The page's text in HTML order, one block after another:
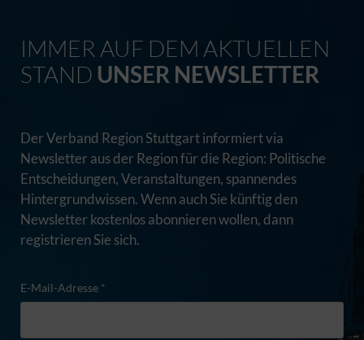
IMMER AUF DEM AKTUELLEN
STAND UNSER NEWSLETTER
Der Verband Region Stuttgart informiert via
Newsletter aus der Region für die Region: Politische
Entscheidungen, Veranstaltungen, spannendes
Hintergrundwissen. Wenn auch Sie künftig den
Newsletter kostenlos abonnieren wollen, dann
registrieren Sie sich.
E-Mail-Adresse *